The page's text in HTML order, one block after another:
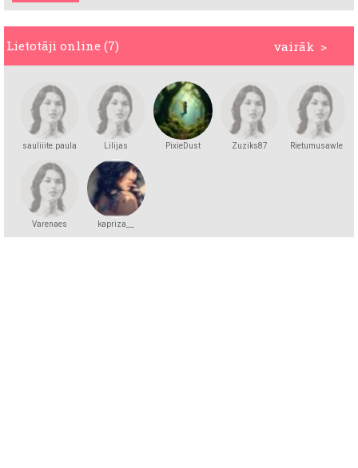
vairāk >
Lietotāji online (7)
sauliiite.paula Lilijas PixieDust Zuziks87 Rietumusawle
Varenaes kapriza__